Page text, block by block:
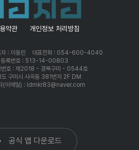
약관 개인정보 처리방침
자 : 이동민
대표전화 : 054-600-4040
등록번호 : 513-14-00803
번호 : 제2018 - 경북구미 - 0544호
도 구미시 사곡동 381번지 2F DM
자(이메일) : ldmkr83@naver.com
공식 앱 다운로드